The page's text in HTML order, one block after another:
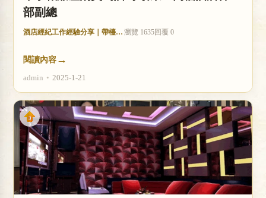
部副總
酒店經紀工作經驗分享｜帶檯技巧與收入分析 瀏覽 1635回覆 0
閱讀內容 →
admin • 2025-1-21